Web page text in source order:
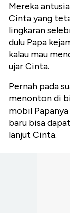
Mereka
Cinta yang
lingkaran
dulu Papa
kalau mau
ujar Cinta.
Pernah pada
menonton di
mobil
baru bisa
lanjut Cinta.